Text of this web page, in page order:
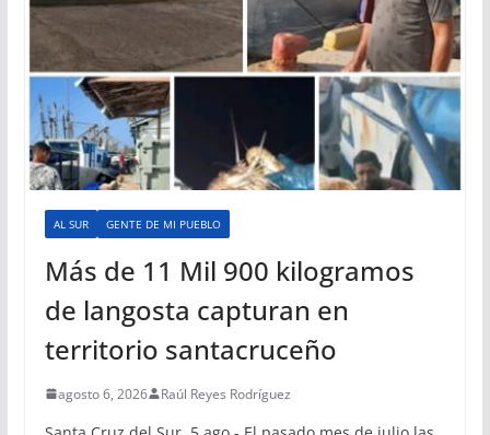
AL SUR GENTE DE MI PUEBLO
Más de 11 Mil 900 kilogramos
de langosta capturan en
territorio santacruceño
agosto 6, 2026 Raúl Reyes Rodríguez